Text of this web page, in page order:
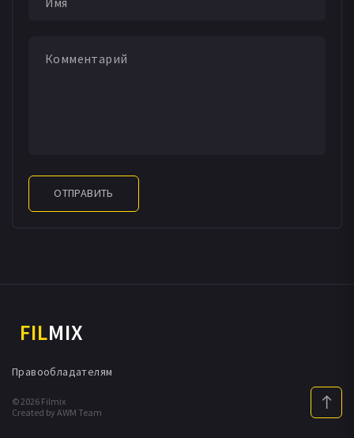
ОТПРАВИТЬ
FILMIX
© 2026 Filmix
Created by AWM Team
Правообладателям